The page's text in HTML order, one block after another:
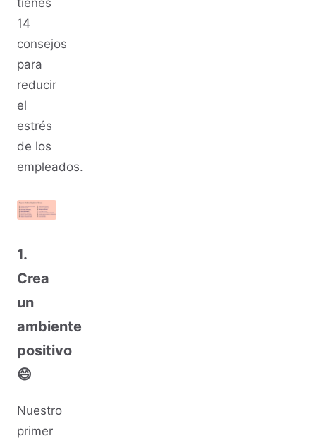
14
consejos
para
reducir
el
estrés
de los
empleados.
1.
Crea
un
ambiente
positivo
😄
Nuestro
primer